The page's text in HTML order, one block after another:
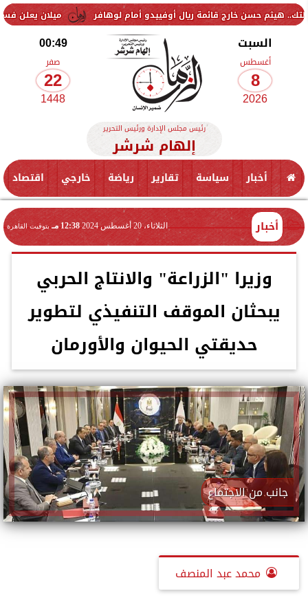
ميلان يعلن فسخ عقد إسماعيل قائمة ريال أوفييدو أمام لوهافر
السبت
أغسطس
8
2026
00:49
صفر
22
1448
رئيس مجلس الإدارة ورئيس التحرير
إلهام شرشر
أخبار سياسة تقارير رياضة خارجي اقتصاد
أخبار الثلاثاء، 20 أغسطس 2024 12:38 مـ بتوقيت القاهرة
وزيرا "الزراعة" والانتاج الحربي
يبحثان الموقف التنفيذي لتطوير
حديقتي الحيوان والأورمان
جانب من الاجتماع
محمد عبد المنصف